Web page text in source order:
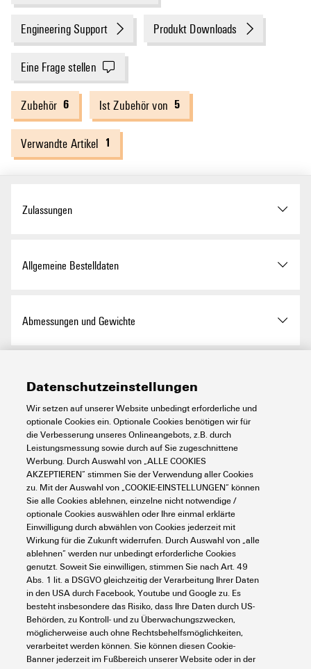
Engineering Support Produkt Downloads
Eine Frage stellen
Zubehör 6 Ist Zubehör von 5
Verwandte Artikel 1
Zulassungen
Allgemeine Bestelldaten
Kupplungsgehäuse,
Kabeleingänge: M 32
Best.-Nr. 1788500000
Art HDC 32B KLU 1M32G
GTIN (EAN) 4032248206032
VPE 1 Stück
Abmessungen und Gewichte
Tiefe (inch) 4,213 inch
Höhe 83 mm
Höhe (inch) 3,268 inch
Breite 115,9 mm
Breite (inch) 4,563 inch
Nettogewicht 454 g
Grenztemperatur -40 °C ... 125 °C
Umweltanforderungen
RoHS-Konformitätsstatus Konform ohne Ausnahme
REACH SVHC
Potassium perfluorobutane
sulfonate 29420-49-3
SCIP
e98b2b24-ba23-41bf-8d19-
0dda3647412f
Chemische Beständigkeit Substanz: Aceton
Chemische Beständigkeit:
Bedingt beständig
Abmessungen
Breite Gehäuse C 82,5 mm
Höhe Gehäuse B 83 mm
Kabeleingang mit Gewinde
Länge Gehäuse 94 mm
Allgemeine Daten
Oberfläche Pulverlack
Schutzart
IP65
im gestecktem Zustand
Ausführung
Abdeckung ohne Deckel
Klassifikationen
Datenschutzeinstellungen
Wir setzen auf unserer Website unbedingt erforderliche und
optionale Cookies ein. Optionale Cookies benötigen wir für
die Verbesserung unseres Onlineangebots, z.B. durch
Leistungsmessung sowie durch auf Sie zugeschnittene
Werbung. Durch Auswahl von „ALLE COOKIES
AKZEPTIEREN“ stimmen Sie der Verwendung aller Cookies
zu. Mit der Auswahl von „COOKIE-EINSTELLUNGEN“ können
Sie alle Cookies ablehnen, einzelne nicht notwendige /
optionale Cookies auswählen oder Ihre einmal erklärte
Einwilligung durch abwählen von Cookies jederzeit mit
Wirkung für die Zukunft widerrufen. Durch Auswahl von „alle
ablehnen“ werden nur unbedingt erforderliche Cookies
genutzt. Soweit Sie einwilligen, stimmen Sie nach Art. 49
Abs. 1 lit. a DSGVO gleichzeitig der Verarbeitung Ihrer Daten
in den USA durch Facebook, Youtube und Google zu. Es
besteht insbesondere das Risiko, dass Ihre Daten durch US-
Behörden, zu Kontroll- und zu Überwachungszwecken,
möglicherweise auch ohne Rechtsbehelfsmöglichkeiten,
verarbeitet werden können. Sie können diesen Cookie-
Banner jederzeit im Fußbereich unserer Website oder in der